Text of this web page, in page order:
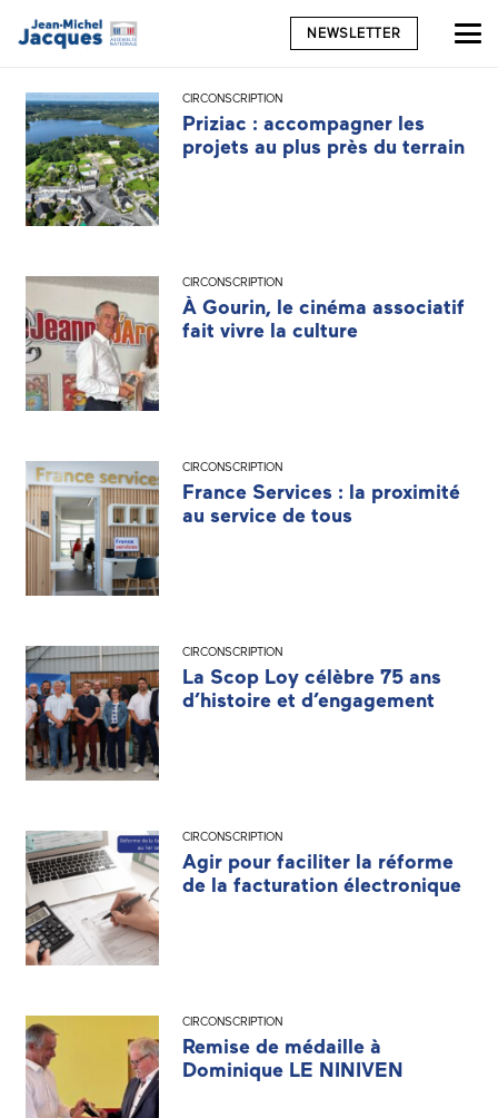
NEWSLETTER
CIRCONSCRIPTION
Priziac : accompagner les
projets au plus près du terrain
CIRCONSCRIPTION
À Gourin, le cinéma associatif
fait vivre la culture
CIRCONSCRIPTION
France Services : la proximité
au service de tous
CIRCONSCRIPTION
La Scop Loy célèbre 75 ans
d’histoire et d’engagement
CIRCONSCRIPTION
Agir pour faciliter la réforme
de la facturation électronique
CIRCONSCRIPTION
Remise de médaille à
Dominique LE NINIVEN